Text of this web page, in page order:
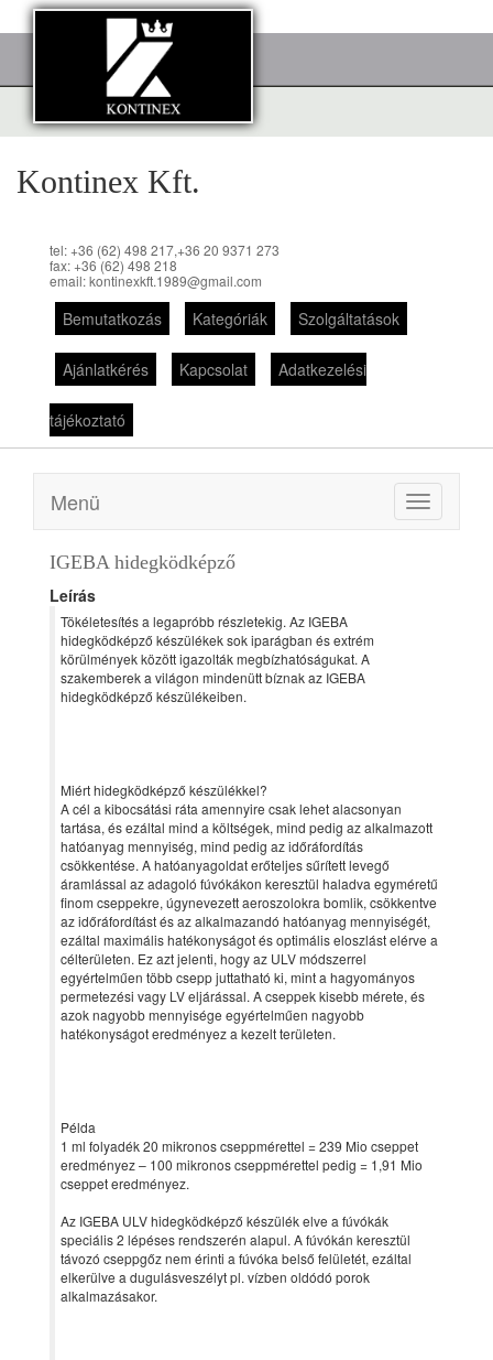
Kontinex Kft.
tel: +36 (62) 498 217,+36 20 9371 273
fax: +36 (62) 498 218
email: kontinexkft.1989@gmail.com
Bemutatkozás Kategóriák Szolgáltatások
Ajánlatkérés Kapcsolat Adatkezelési
tájékoztató
Toggle
navigation
Menü
IGEBA hidegködképző
Leírás
Tökéletesítés a legapróbb részletekig. Az IGEBA
hidegködképző készülékek sok iparágban és extrém
körülmények között igazolták megbízhatóságukat. A
szakemberek a világon mindenütt bíznak az IGEBA
hidegködképző készülékeiben.
Miért hidegködképző készülékkel?
A cél a kibocsátási ráta amennyire csak lehet alacsonyan
tartása, és ezáltal mind a költségek, mind pedig az alkalmazott
hatóanyag mennyiség, mind pedig az időráfordítás
csökkentése. A hatóanyagoldat erőteljes sűrített levegő
áramlással az adagoló fúvókákon keresztül haladva egyméretű
finom cseppekre, úgynevezett aeroszolokra bomlik, csökkentve
az időráfordítást és az alkalmazandó hatóanyag mennyiségét,
ezáltal maximális hatékonyságot és optimális eloszlást elérve a
célterületen. Ez azt jelenti, hogy az ULV módszerrel
egyértelműen több csepp juttatható ki, mint a hagyományos
permetezési vagy LV eljárással. A cseppek kisebb mérete, és
azok nagyobb mennyisége egyértelműen nagyobb
hatékonyságot eredményez a kezelt területen.
Példa
1 ml folyadék 20 mikronos cseppmérettel = 239 Mio cseppet
eredményez – 100 mikronos cseppmérettel pedig = 1,91 Mio
cseppet eredményez.
Az IGEBA ULV hidegködképző készülék elve a fúvókák
speciális 2 lépéses rendszerén alapul. A fúvókán keresztül
távozó cseppgőz nem érinti a fúvóka belső felületét, ezáltal
elkerülve a dugulásveszélyt pl. vízben oldódó porok
alkalmazásakor.